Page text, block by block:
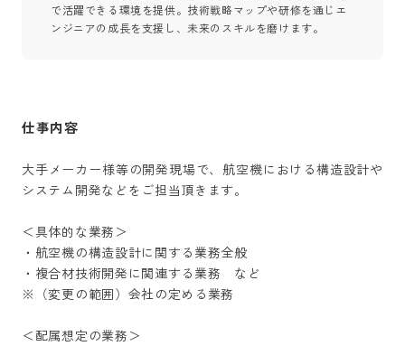
で活躍できる環境を提供。技術戦略マップや研修を通じエ
ンジニアの成長を支援し、未来のスキルを磨けます。
仕事内容
大手メーカー様等の開発現場で、航空機における構造設計や
システム開発などをご担当頂きます。
＜具体的な業務＞
・航空機の構造設計に関する業務全般
・複合材技術開発に関連する業務　など
※（変更の範囲）会社の定める業務
＜配属想定の業務＞